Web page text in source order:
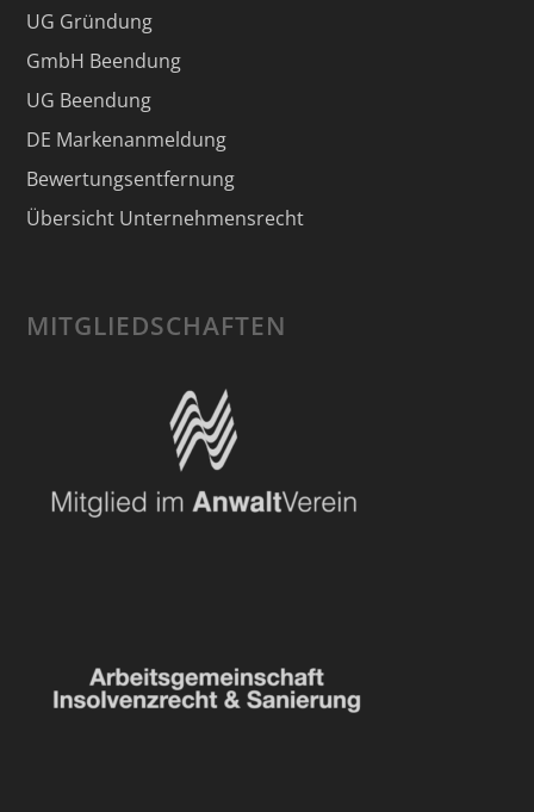
UG Gründung
GmbH Beendung
UG Beendung
DE Markenanmeldung
Bewertungsentfernung
Übersicht Unternehmensrecht
MITGLIEDSCHAFTEN